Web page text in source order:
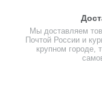
Мы доставляем
Почтой России и
крупном городе,